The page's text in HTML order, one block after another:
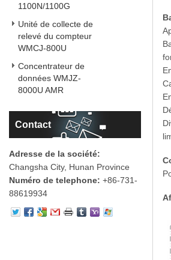
1100N/1100G
Unité de collecte de
relevé du compteur
WMCJ-800U
Concentrateur de
données WMJZ-
8000U AMR
Contact
Adresse de la société:
Changsha City, Hunan Province
Numéro de telephone: +86-731-
88619934